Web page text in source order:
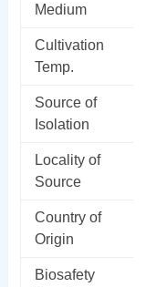
Medium
Cultivation
Temp.
Source of
Isolation
Locality of
Source
Country of
Origin
Biosafety